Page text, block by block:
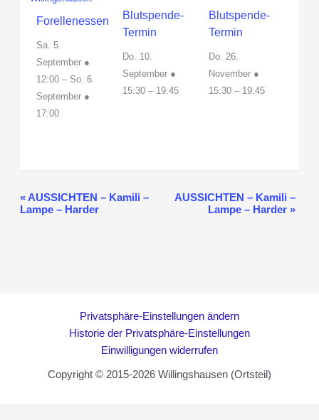
Forellenessen
Sa. 5.
September ●
12:00– So. 6.
September ●
17:00
Blutspende-
Termin
Do. 10.
September ●
15:30– 19:45
Blutspende-
Termin
Do. 26.
November ●
15:30 – 19:45
Veranstaltung-
Navigation
«AUSSICHTEN – Kamili –
Lampe – Harder
AUSSICHTEN – Kamili –
Lampe – Harder»
Privatsphäre-Einstellungen ändern
Historie der Privatsphäre-Einstellungen
Einwilligungen widerrufen
Copyright © 2015-2026 Willingshausen (Ortsteil)